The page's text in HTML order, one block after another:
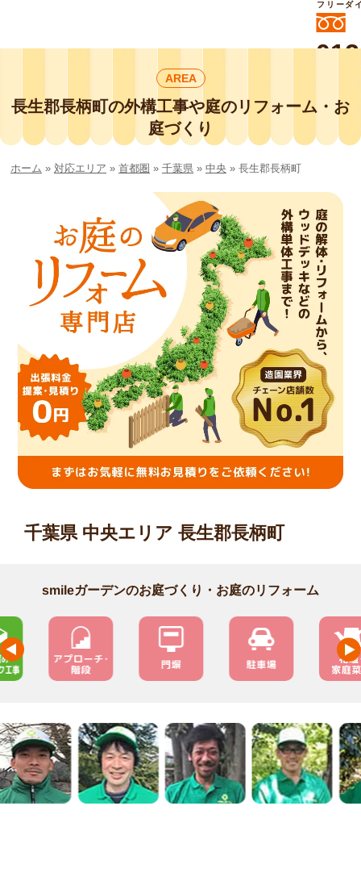
外構工事や庭リフォームは庭づくり業界
No.1チェーン店の
smileガーデンプチ庭づくり事業部にお
任せください！
フリーダ
AREA
長生郡長柄町の外構工事や庭のリフォーム・お
庭づくり
ホーム » 対応エリア » 首都圏 » 千葉県 » 中央 » 長生郡長柄町
千葉県 中央エリア 長生郡長柄町
smileガーデンのお庭づくり・お庭のリフォーム